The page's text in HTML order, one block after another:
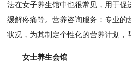
法在女子养生馆中也很常见，用于促
缓解疼痛等。营养咨询服务：专业的
状况，为其制定个性化的营养计划，
女士养生会馆